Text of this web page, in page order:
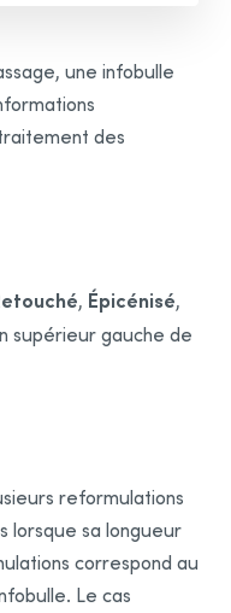
une infobulle
des
, Épicénisé,
supérieur gauche de
reformulations
lorsque sa longueur
correspond au
Le cas